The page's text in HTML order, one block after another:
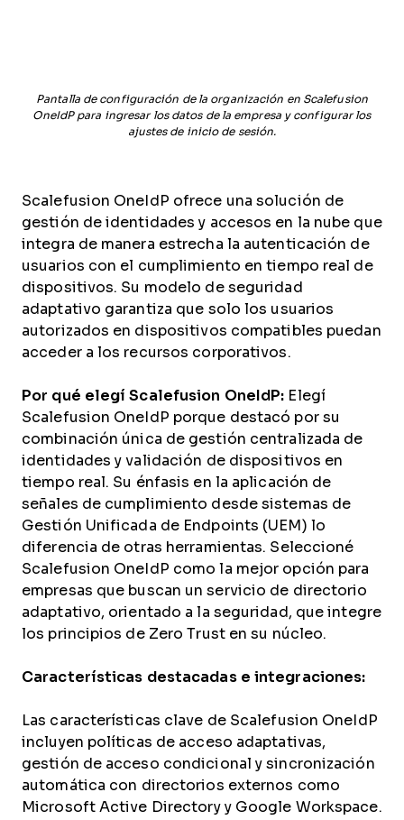
Pantalla de configuración de la organización en Scalefusion
OneIdP para ingresar los datos de la empresa y configurar los
ajustes de inicio de sesión.
Scalefusion OneIdP ofrece una solución de
gestión de identidades y accesos en la nube que
integra de manera estrecha la autenticación de
usuarios con el cumplimiento en tiempo real de
dispositivos. Su modelo de seguridad
adaptativo garantiza que solo los usuarios
autorizados en dispositivos compatibles puedan
acceder a los recursos corporativos.
Por qué elegí Scalefusion OneIdP: Elegí
Scalefusion OneIdP porque destacó por su
combinación única de gestión centralizada de
identidades y validación de dispositivos en
tiempo real. Su énfasis en la aplicación de
señales de cumplimiento desde sistemas de
Gestión Unificada de Endpoints (UEM) lo
diferencia de otras herramientas. Seleccioné
Scalefusion OneIdP como la mejor opción para
empresas que buscan un servicio de directorio
adaptativo, orientado a la seguridad, que integre
los principios de Zero Trust en su núcleo.
Características destacadas e integraciones:
Las características clave de Scalefusion OneIdP
incluyen políticas de acceso adaptativas,
gestión de acceso condicional y sincronización
automática con directorios externos como
Microsoft Active Directory y Google Workspace.